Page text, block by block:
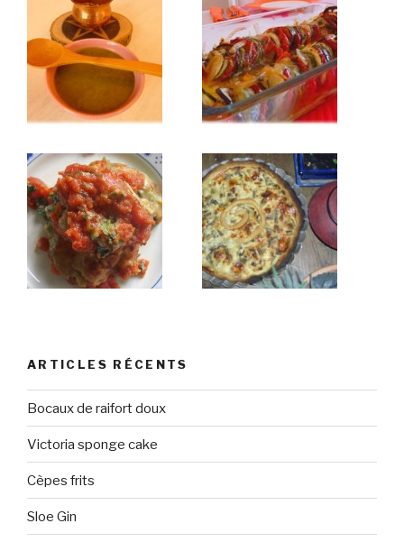
ARTICLES RÉCENTS
Bocaux de raifort doux
Victoria sponge cake
Cèpes frits
Sloe Gin